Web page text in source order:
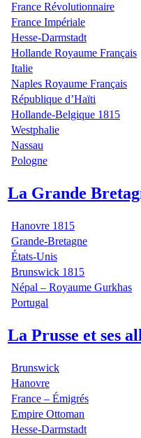
France Révolutionnaire
France Impériale
Hesse-Darmstadt
Hollande Royaume Français
Italie
Naples Royaume Français
République d’Haïti
Hollande-Belgique 1815
Westphalie
Nassau
Pologne
La Grande
Hanovre 1815
Grande-Bretagne
États-Unis
Brunswick 1815
Népal – Royaume Gurkhas
Portugal
La Prusse et ses
Brunswick
Hanovre
France – Émigrés
Empire Ottoman
Hesse-Darmstadt